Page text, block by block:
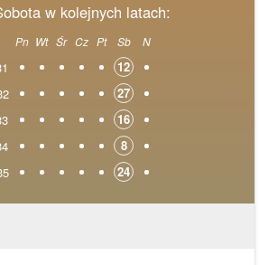
w kolejnych latach:
Pn Wt Śr Cz Pt Sb N
12
27
16
8
24